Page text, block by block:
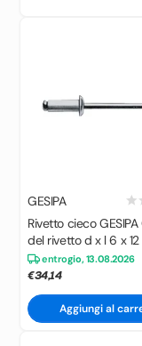
GESIPA
Rivetto cieco
del rivetto d x l 6 x
4000813242 )
entrogio, 13.08.2026
€34,14
Aggiungi al